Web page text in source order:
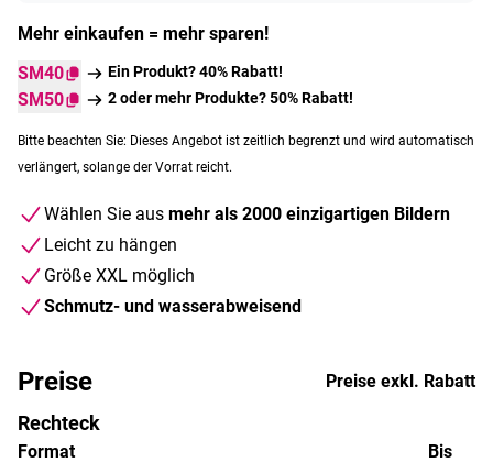
Mehr einkaufen = mehr sparen!
SM40
Ein Produkt? 40% Rabatt!
SM50 2 oder mehr Produkte? 50% Rabatt!
Bitte beachten Sie: Dieses Angebot ist zeitlich begrenzt und wird automatisch
verlängert, solange der Vorrat reicht.
Wählen Sie aus mehr als 2000 einzigartigen Bildern
Leicht zu hängen
Größe XXL möglich
Schmutz- und wasserabweisend
Preise Preise exkl. Rabatt
Rechteck
Format
Bis